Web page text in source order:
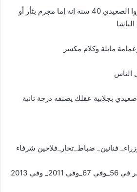
السينما والتليفزيون صوروا الصعيدي 40 سنة إنه إما مجرم بثأر أو
مايلة وكلام مكسر
الناس
بجلابية عقلك يصنفه درجة تانية
فنانين_ ضباط_تجار_فلاحين شرفاء
وفي 2013